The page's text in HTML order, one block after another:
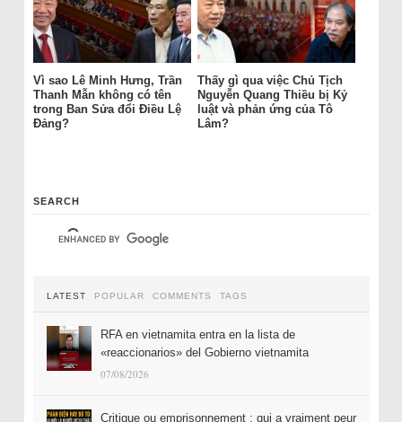
Vì sao Lê Minh Hưng, Trần
Thanh Mẫn không có tên
trong Ban Sửa đổi Điều Lệ
Đảng?
Thấy gì qua việc Chủ Tịch
Nguyễn Quang Thiều bị Kỷ
luật và phản ứng của Tô
Lâm?
SEARCH
LATEST POPULAR COMMENTS TAGS
RFA en vietnamita entra en la lista de
«reaccionarios» del Gobierno vietnamita
07/08/2026
Critique ou emprisonnement : qui a vraiment peur